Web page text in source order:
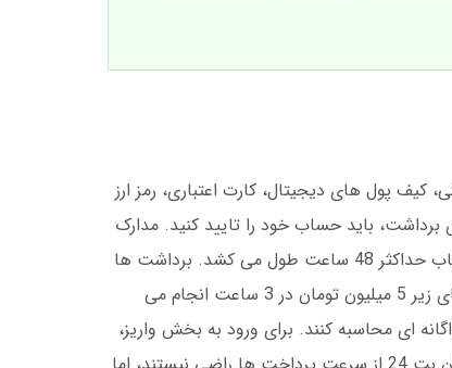
پول های دیجیتال، کارت اعتباری، رمز ارز
حداقل مبلغ واریز 50 هزار تومان است. برای برداشت، باید حساب خود را تایید کنید. مدارک
مورد نیاز: کارت ملی، عکس پروفایل و شماره حساب بانکی. پس از ارسال مدارک، تایید حساب حداکثر 48 ساعت طول می کشد. برداشت ها
در ساعات اداری (8 صبح تا 8 شب) سریع تر پردازش می شوند. در فان بت 90، برداشت های زیر 5 میلیون تومان در 3 ساعت انجام می
ای محاسبه کنند. برای ورود به بخش واریز،